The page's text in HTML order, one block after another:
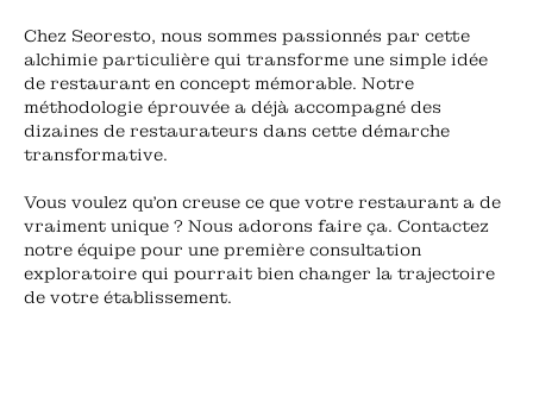
Chez Seoresto, nous sommes passionnés par cette
alchimie particulière qui transforme une simple idée
de restaurant en concept mémorable. Notre
méthodologie éprouvée a déjà accompagné des
dizaines de restaurateurs dans cette démarche
transformative.
Vous voulez qu'on creuse ce que votre restaurant a de
vraiment unique ? Nous adorons faire ça. Contactez
notre équipe pour une première consultation
exploratoire qui pourrait bien changer la trajectoire
de votre établissement.